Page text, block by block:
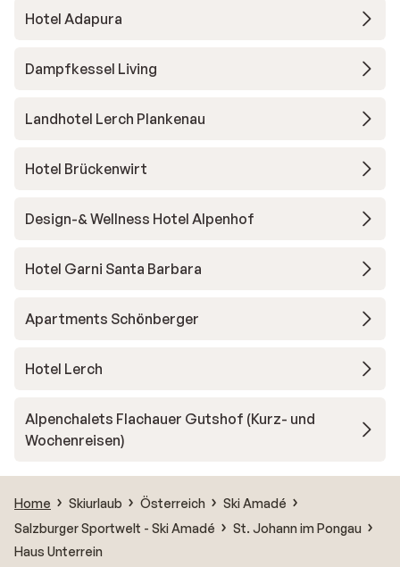
Hotel Adapura
Dampfkessel Living
Landhotel Lerch Plankenau
Hotel Brückenwirt
Design-& Wellness Hotel Alpenhof
Hotel Garni Santa Barbara
Apartments Schönberger
Hotel Lerch
Alpenchalets Flachauer Gutshof (Kurz- und
Wochenreisen)
Home Skiurlaub Österreich
Ski Amadé
Salzburger Sportwelt - Ski Amadé
St. Johann im Pongau
Haus Unterrein